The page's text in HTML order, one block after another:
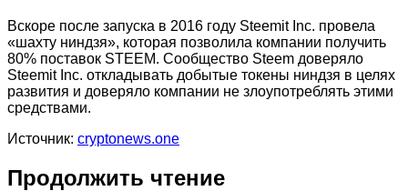
Вскоре после запуска в 2016 году Steemit Inc. провела
«шахту ниндзя», которая позволила компании получить
80% поставок STEEM. Сообщество Steem доверяло
Steemit Inc. откладывать добытые токены ниндзя в целях
развития и доверяло компании не злоупотреблять этими
средствами.
Источник: cryptonews.one
Продолжить чтение